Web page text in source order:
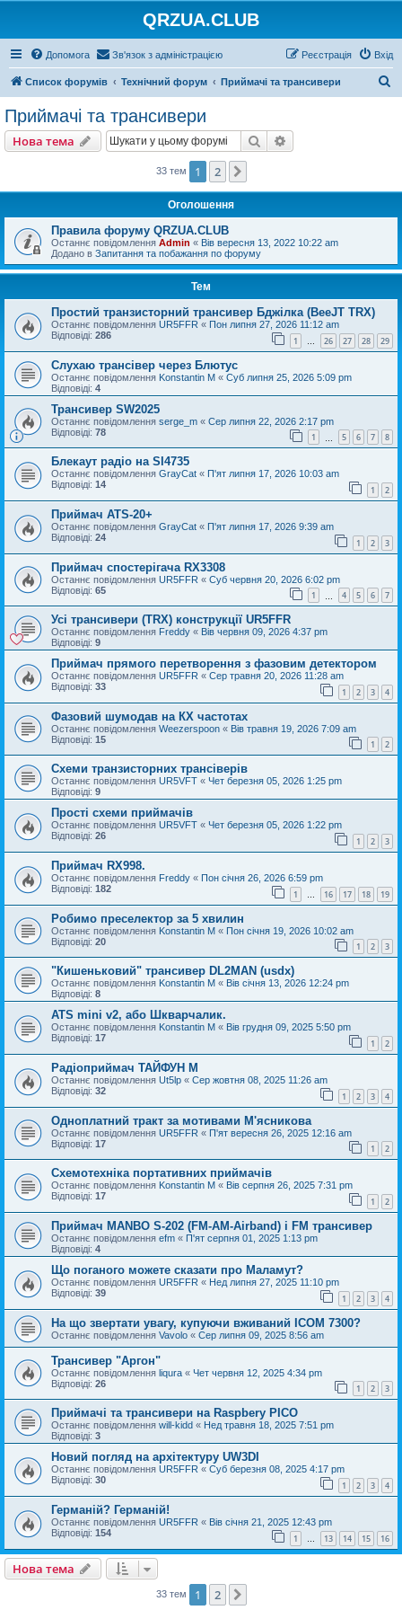
QRZUA.CLUB
Допомога Зв'язок з адміністрацією Вхід
Реєстрація
Список форумів Технічний форум Приймачі та трансивери
Приймачі та трансивери
Нова тема Пошук
33 тем 1 2
Оголошення
Правила форуму QRZUA.CLUB
Останнє повідомлення Admin « Вів вересня 13, 2022 10:22 am
Додано в Запитання та побажання по форуму
Тем
Простий транзисторний трансивер Бджілка (BeeJT TRX)
Останнє повідомлення UR5FFR « Пон липня 27, 2026 11:12 am
Відповіді: 286 1 … 26 27 28 29
Слухаю трансівер через Блютус
Останнє повідомлення Konstantin M « Суб липня 25, 2026 5:09 pm
Відповіді: 4
Трансивер SW2025
Останнє повідомлення serge_m « Сер липня 22, 2026 2:17 pm
Відповіді: 78 1 5 6 7 8
Блекаут радіо на SI4735
Останнє повідомлення GrayCat « П'ят липня 17, 2026 10:03 am
Відповіді: 14 1 2
Приймач ATS-20+
Останнє повідомлення GrayCat « П'ят липня 17, 2026 9:39 am
Відповіді: 24 1 2 3
Приймач спостерігача RX3308
Останнє повідомлення UR5FFR « Суб червня 20, 2026 6:02 pm
Відповіді: 65 1 4 5 6 7
Усі трансивери (TRX) конструкції UR5FFR
Останнє повідомлення Freddy « Вів червня 09, 2026 4:37 pm
Відповіді: 9
Приймач прямого перетворення з фазовим детектором
Останнє повідомлення UR5FFR « Сер травня 20, 2026 11:28 am
Відповіді: 33 1 2 3 4
Фазовий шумодав на КХ частотах
Останнє повідомлення Weezerspoon « Вів травня 19, 2026 7:09 am
Відповіді: 15 1 2
Схеми транзисторних трансіверів
Останнє повідомлення UR5VFT « Чет березня 05, 2026 1:25 pm
Відповіді: 9
Прості схеми приймачів
Останнє повідомлення UR5VFT « Чет березня 05, 2026 1:22 pm
Відповіді: 26 1 2 3
Приймач RX998.
Останнє повідомлення Freddy « Пон січня 26, 2026 6:59 pm
Відповіді: 182 1 … 16 17 18 19
Робимо преселектор за 5 хвилин
Останнє повідомлення Konstantin M « Пон січня 19, 2026 10:02 am
Відповіді: 20 1 2 3
"Кишеньковий" трансивер DL2MAN (usdx)
Останнє повідомлення Konstantin M « Вів січня 13, 2026 12:24 pm
Відповіді: 8
ATS mini v2, або Шкварчалик.
Останнє повідомлення Konstantin M « Вів грудня 09, 2025 5:50 pm
Відповіді: 17 1 2
Радіоприймач ТАЙФУН М
Останнє повідомлення Ut5lp « Сер жовтня 08, 2025 11:26 am
Відповіді: 32 1 2 3 4
Одноплатний тракт за мотивами М'ясникова
Останнє повідомлення UR5FFR « П'ят вересня 26, 2025 12:16 am
Відповіді: 17 1 2
Схемотехніка портативних приймачів
Останнє повідомлення Konstantin M « Вів серпня 26, 2025 7:31 pm
Відповіді: 17 1 2
Приймач MANBO S-202 (FM-AM-Airband) і FM трансивер
Останнє повідомлення efm « П'ят серпня 01, 2025 1:13 pm
Відповіді: 4
Що поганого можете сказати про Маламут?
Останнє повідомлення UR5FFR « Нед липня 27, 2025 11:10 pm
Відповіді: 39 1 2 3 4
На що звертати увагу, купуючи вживаний ICOM 7300?
Останнє повідомлення Vavolo « Сер липня 09, 2025 8:56 am
Трансивер "Аргон"
Останнє повідомлення liqura « Чет червня 12, 2025 4:34 pm
Відповіді: 26 1 2 3
Приймачі та трансивери на Raspbery PICO
Останнє повідомлення will-kidd « Нед травня 18, 2025 7:51 pm
Відповіді: 3
Новий погляд на архітектуру UW3DI
Останнє повідомлення UR5FFR « Суб березня 08, 2025 4:17 pm
Відповіді: 30 1 2 3 4
Германій? Германій!
Останнє повідомлення UR5FFR « Вів січня 21, 2025 12:43 pm
Відповіді: 154 1 13 14 15 16
Нова тема
33 тем 1 2